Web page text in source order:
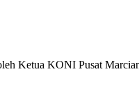
Ketua KONI Pusat